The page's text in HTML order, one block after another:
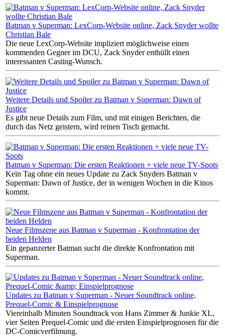
Batman v Superman: LexCorp-Website online, Zack Snyder wollte
Christian Bale
Die neue LexCorp-Website impliziert möglichweise einen
kommenden Gegner im DCU, Zack Snyder enthüllt einen
interessanten Casting-Wunsch.
Weitere Details und Spoiler zu Batman v Superman: Dawn of
Justice
Es gibt neue Details zum Film, und mit einigen Berichten, die
durch das Netz geistern, wird reinen Tisch gemacht.
Batman v Superman: Die ersten Reaktionen + viele neue TV-Spots
Kein Tag ohne ein neues Update zu Zack Snyders Batman v
Superman: Dawn of Justice, der in wenigen Wochen in die Kinos
kommt.
Neue Filmszene aus Batman v Superman - Konfrontation der
beiden Helden
Ein gepanzerter Batman sucht die direkte Konfrontation mit
Superman.
Updates zu Batman v Superman - Neuer Soundtrack online,
Prequel-Comic & Einspielprognose
Viereinhalb Minuten Soundtrack von Hans Zimmer & Junkie XL,
vier Seiten Prequel-Comic und die ersten Einspielprognosen für die
DC-Comicverfilmung.